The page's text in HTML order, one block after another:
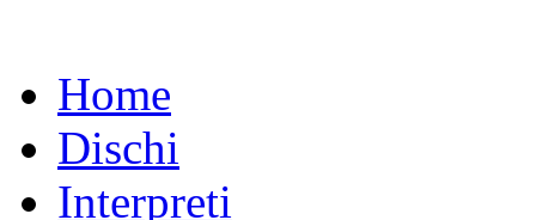
Home
Dischi
Interpreti